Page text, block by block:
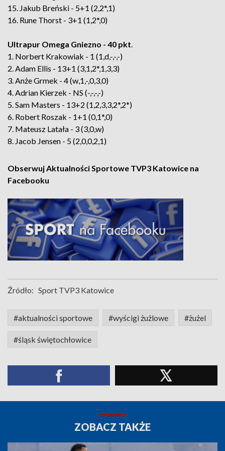
15. Jakub Breński - 5+1 (2,2*,1)
16. Rune Thorst - 3+1 (1,2*,0)
Ultrapur Omega Gniezno - 40 pkt.
1. Norbert Krakowiak - 1 (1,d,-,-,-)
2. Adam Ellis - 13+1 (3,1,2*,1,3,3)
3. Anże Grmek - 4 (w,1,-,0,3,0)
4. Adrian Kierzek - NS (-,-,-,-)
5. Sam Masters - 13+2 (1,2,3,3,2*,2*)
6. Robert Roszak - 1+1 (0,1*,0)
7. Mateusz Latała - 3 (3,0,w)
8. Jacob Jensen - 5 (2,0,0,2,1)
Obserwuj Aktualności Sportowe TVP3 Katowice na
Facebooku
Źródło: Sport TVP3 Katowice
#aktualności sportowe #wyścigi żużlowe #żużel
#śląsk świętochłowice
ZOBACZ TAKŻE